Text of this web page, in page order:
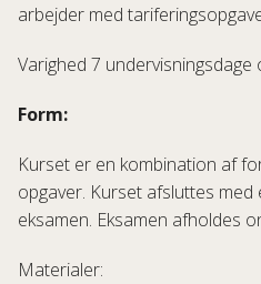
arbejder med
Varighed 7 undervisningsdage
Form:
Kurset er en kombination af
opgaver. Kurset afsluttes med
eksamen. Eksamen afholdes
Materialer: